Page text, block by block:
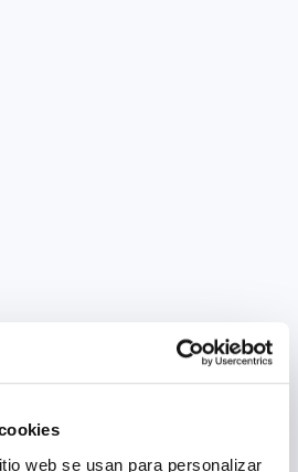
web se usan para personalizar